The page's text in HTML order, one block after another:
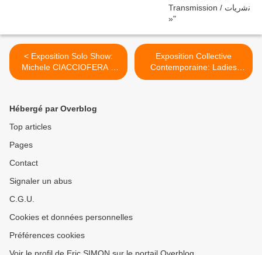
< Exposition Solo Show:
Michele CIACCIOFERA «
The Library of encoded
Exposition Collective
Contemporaine: Ladies
Only « The Window » >
Hébergé par Overblog
Top articles
Pages
Contact
Signaler un abus
C.G.U.
Cookies et données personnelles
Préférences cookies
Voir le profil de Eric SIMON sur le portail Overblog